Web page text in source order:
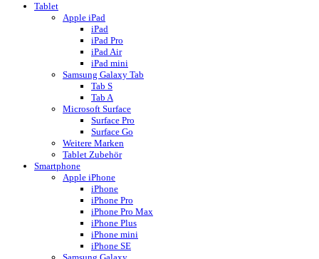
Tablet
Apple iPad
iPad
iPad Pro
iPad Air
iPad mini
Samsung Galaxy Tab
Tab S
Tab A
Microsoft Surface
Surface Pro
Surface Go
Weitere Marken
Tablet Zubehör
Smartphone
Apple iPhone
iPhone
iPhone Pro
iPhone Pro Max
iPhone Plus
iPhone mini
iPhone SE